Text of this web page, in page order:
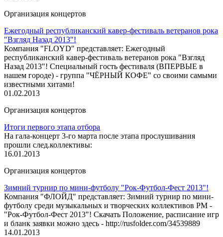
Организация концертов
Ежегодный республиканский кавер-фестиваль ветеранов рока
"Взгляд Назад 2013"!
Компания "FLOYD" представляет: Ежегодный
республиканский кавер-фестиваль ветеранов рока "Взгляд
Назад 2013"! Специальный гость фестиваля (ВПЕРВЫЕ в
нашем городе) - группа "ЧЁРНЫЙ КОФЕ" со своими самыми
известными хитами!
01.02.2013
Организация концертов
Итоги первого этапа отбора
На гала-концерт 3-го марта после этапа прослушивания
прошли след.коллективы:
16.01.2013
Организация концертов
Зимний турнир по мини-футболу "Рок-Футбол-Фест 2013"!
Компания "ФЛОЙД" представляет: Зимний турнир по мини-
футболу среди музыкальных и творческих коллективов РМ -
"Рок-Футбол-Фест 2013"! Скачать Положение, расписание игр
и бланк заявки можно здесь - http://rusfolder.com/34539889
14.01.2013